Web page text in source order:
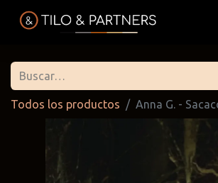
Todos los productos Anna G. -